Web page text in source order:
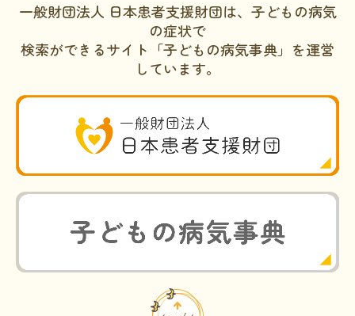
一般財団法人 日本患者支援財団は、子どもの病気
の症状で
検索ができるサイト「子どもの病気事典」を運営
しています。